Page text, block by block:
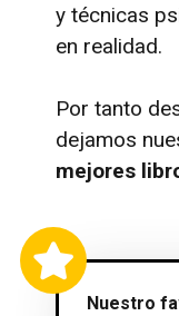
y técnicas
en realidad.
Por tanto
dejamos
mejores
Nuestro